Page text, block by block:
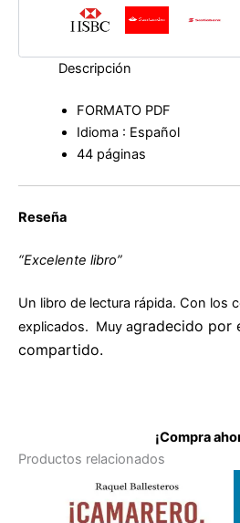
Descripción
FORMATO PDF
Idioma : Español
44 páginas
Reseña
“Excelente libro”
Un libro de lectura rápida. Con los
explicados. Muy agradecido por
compartido.
¡Compra
Productos relacionados